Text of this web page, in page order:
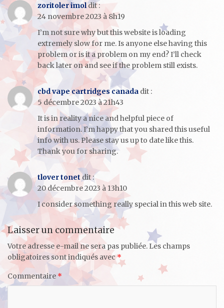
zoritoler imoldit :
24 novembre 2023 à 8h19
I’m not sure why but this website is loading
extremely slow for me. Is anyone else having this
problem or is it a problem on my end? I’ll check
back later on and see if the problem still exists.
cbd vape cartridges canada dit :
5 décembre 2023 à 21h43
It is in reality a nice and helpful piece of
information. I’m happy that you shared this useful
info with us. Please stay us up to date like this.
Thank you for sharing.
tlover tonet dit :
20 décembre 2023 à 13h10
I consider something really special in this web site.
Laisser un commentaire
Votre adresse e-mail ne sera pas publiée. Les champs
obligatoires sont indiqués avec*
Commentaire *